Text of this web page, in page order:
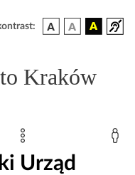
Kraków
Urząd